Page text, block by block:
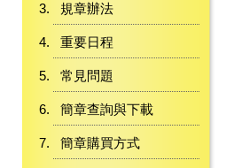
規章辦法
重要日程
常見問題
簡章查詢與下載
簡章購買方式